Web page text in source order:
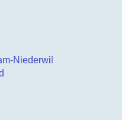
Niederwil